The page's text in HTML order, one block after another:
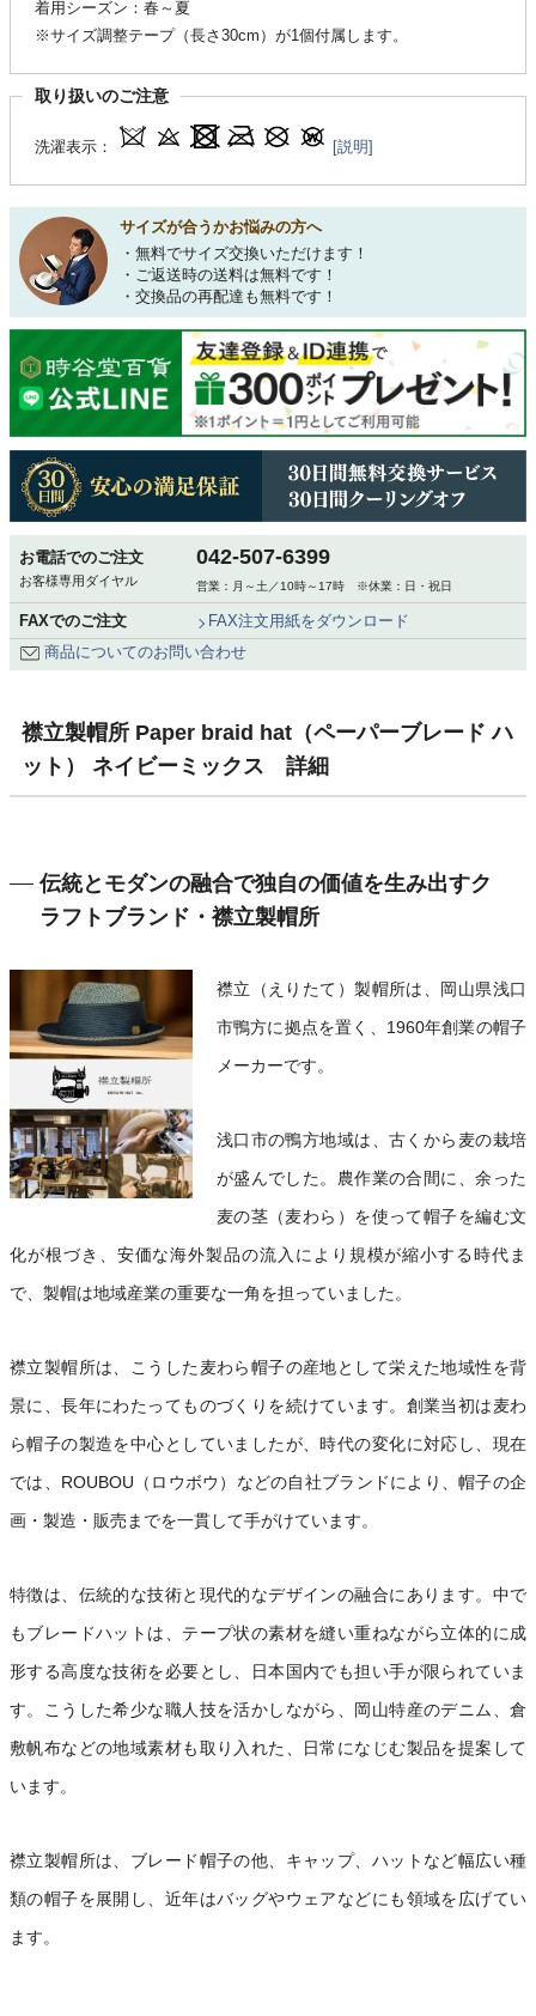
着用シーズン：春～夏
※サイズ調整テープ（長さ30cm）が1個付属します。
取り扱いのご注意
洗濯表示： [説明]
サイズが合うかお悩みの方へ
・無料でサイズ交換いただけます！
・ご返送時の送料は無料です！
・交換品の再配達も無料です！
お電話でのご注文
お客様専用ダイヤル
042-507-6399
営業：月～土／10時～17時 ※休業：日・祝日
FAXでのご注文
FAX注文用紙をダウンロード
商品についてのお問い合わせ
襟立製帽所 Paper braid hat（ペーパーブレード ハ
ット） ネイビーミックス 詳細
伝統とモダンの融合で独自の価値を生み出すク
ラフトブランド・襟立製帽所
襟立（えりたて）製帽所は、岡山県浅口
市鴨方に拠点を置く、1960年創業の帽子
メーカーです。
浅口市の鴨方地域は、古くから麦の栽培
が盛んでした。農作業の合間に、余った
麦の茎（麦わら）を使って帽子を編む文
化が根づき、安価な海外製品の流入により規模が縮小する時代ま
で、製帽は地域産業の重要な一角を担っていました。
襟立製帽所は、こうした麦わら帽子の産地として栄えた地域性を背
景に、長年にわたってものづくりを続けています。創業当初は麦わ
ら帽子の製造を中心としていましたが、時代の変化に対応し、現在
では、ROUBOU（ロウボウ）などの自社ブランドにより、帽子の企
画・製造・販売までを一貫して手がけています。
特徴は、伝統的な技術と現代的なデザインの融合にあります。中で
もブレードハットは、テープ状の素材を縫い重ねながら立体的に成
形する高度な技術を必要とし、日本国内でも担い手が限られていま
す。こうした希少な職人技を活かしながら、岡山特産のデニム、倉
敷帆布などの地域素材も取り入れた、日常になじむ製品を提案して
います。
襟立製帽所は、ブレード帽子の他、キャップ、ハットなど幅広い種
類の帽子を展開し、近年はバッグやウェアなどにも領域を広げてい
ます。